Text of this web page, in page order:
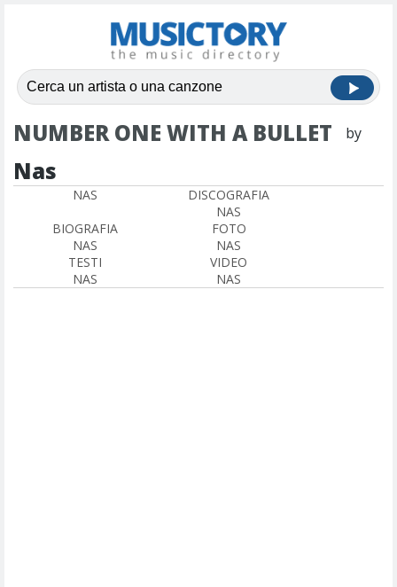
NUMBER ONE WITH A BULLET by
Nas
NAS
DISCOGRAFIA
NAS
BIOGRAFIA
NAS
FOTO
NAS
TESTI
NAS
VIDEO
NAS